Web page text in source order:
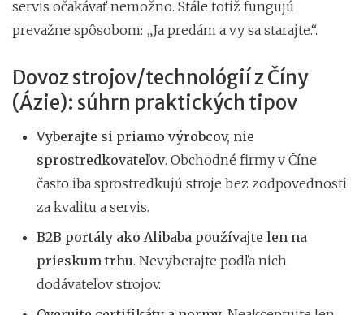
servis očakávať nemožno. Stále totiž fungujú
prevažne spôsobom: „Ja predám a vy sa starajte.“.
Dovoz strojov/technológií z Číny
(Ázie): súhrn praktických tipov
Vyberajte si priamo výrobcov, nie
sprostredkovateľov. Obchodné firmy v Číne
často iba sprostredkujú stroje bez zodpovednosti
za kvalitu a servis.
B2B portály ako Alibaba používajte len na
prieskum trhu. Nevyberajte podľa nich
dodávateľov strojov.